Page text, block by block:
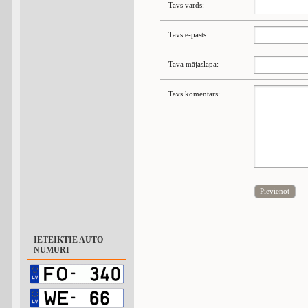
IETEIKTIE AUTO
NUMURI
Tavs vārds:
Tavs e-pasts:
Tava mājaslapa:
Tavs komentārs:
Pievienot